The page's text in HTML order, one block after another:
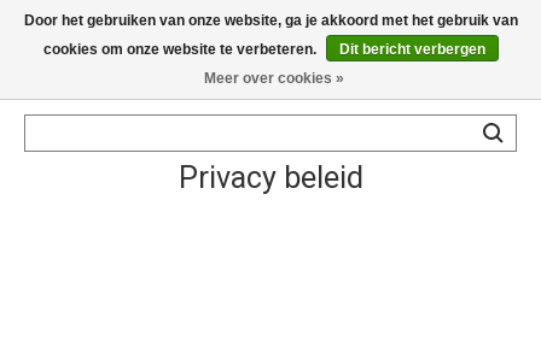
Privacy beleid
Door het gebruiken van onze website, ga je akkoord met het gebruik van
cookies om onze website te verbeteren.
Dit bericht verbergen
Meer over cookies »